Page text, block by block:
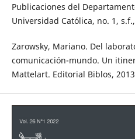
Publicaciones del
Universidad Católica, no. 1,
Zarowsky, Mariano. Del
comunicación-mundo. Un
Mattelart. Editorial Biblos,